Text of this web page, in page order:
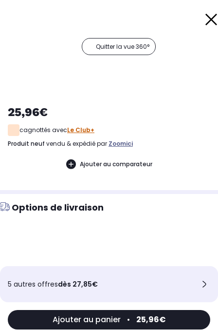
Quitter la vue 360°
25,96€
cagnottés avecLe Club+
produit neuf vendu & expédié par Zoomici
Ajouter au comparateur
Options de livraison
5 autres offresdès 27,85€
Ajouter au panier • 25,96€